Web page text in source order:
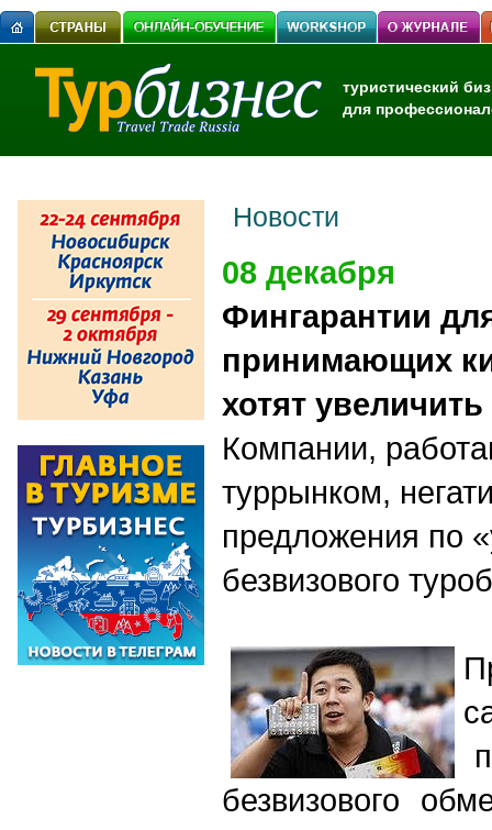
туристический
для
Новости
08 декабря
Фингарантии
принимающих
хотят увеличить
Компании,
туррынком,
предложения по
безвизового
безвизового